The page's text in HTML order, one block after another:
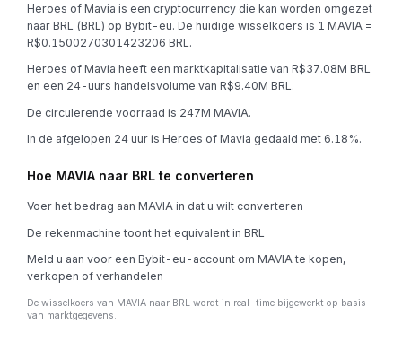
Heroes of Mavia is een cryptocurrency die kan worden omgezet
naar BRL (BRL) op Bybit-eu. De huidige wisselkoers is 1 MAVIA =
R$0.1500270301423206 BRL.
Heroes of Mavia heeft een marktkapitalisatie van R$37.08M BRL
en een 24-uurs handelsvolume van R$9.40M BRL.
De circulerende voorraad is 247M MAVIA.
In de afgelopen 24 uur is Heroes of Mavia gedaald met 6.18%.
Hoe MAVIA naar BRL te converteren
Voer het bedrag aan MAVIA in dat u wilt converteren
De rekenmachine toont het equivalent in BRL
Meld u aan voor een Bybit-eu-account om MAVIA te kopen,
verkopen of verhandelen
De wisselkoers van MAVIA naar BRL wordt in real-time bijgewerkt op basis
van marktgegevens.